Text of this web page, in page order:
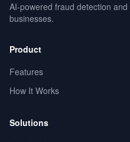
AI-powered fraud detection
businesses.
Product
Features
How It Works
Solutions